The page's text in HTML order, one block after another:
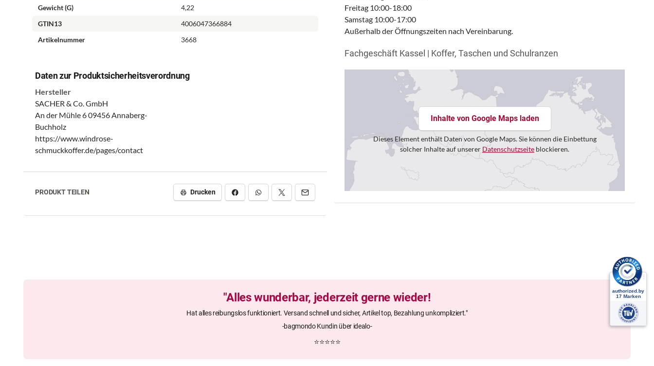
Gewicht (g)
4,22
GTIN13
4006047366884
Artikelnummer
3668
Daten zur Produktsicherheitsverordnung
Hersteller
SACHER & Co. GmbH
An der Mühle 6 09456 Annaberg-
Buchholz
https://www.windrose-
schmuckkoffer.de/pages/contact
PRODUKT TEILEN Drucken
Freitag 10:00-18:00
Samstag 10:00-17:00
Außerhalb der Öffnungszeiten nach Vereinbarung.
Fachgeschäft Kassel | Koffer, Taschen und Schulranzen
Inhalte von Google Maps laden
Dieses Element enthält Daten von Google Maps. Sie können die Einbettung
solcher Inhalte auf unserer Datenschutzseite blockieren.
"Alles wunderbar, jederzeit gerne wieder!
Hat alles reibungslos funktioniert. Versand schnell und sicher, Artikel top, Bezahlung unkompliziert."
-bagmondo Kundin über idealo-
⭐⭐⭐⭐⭐